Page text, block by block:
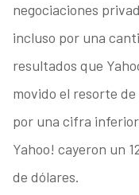
negociaciones
incluso por una
resultados que
movido el resorte
por una cifra
Yahoo! cayeron un
de dólares.